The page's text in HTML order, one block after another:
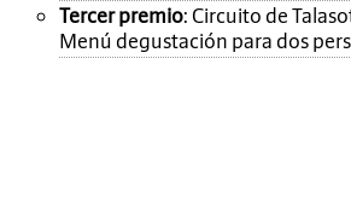
Tercer premio: Circuito de
Menú degustación para dos